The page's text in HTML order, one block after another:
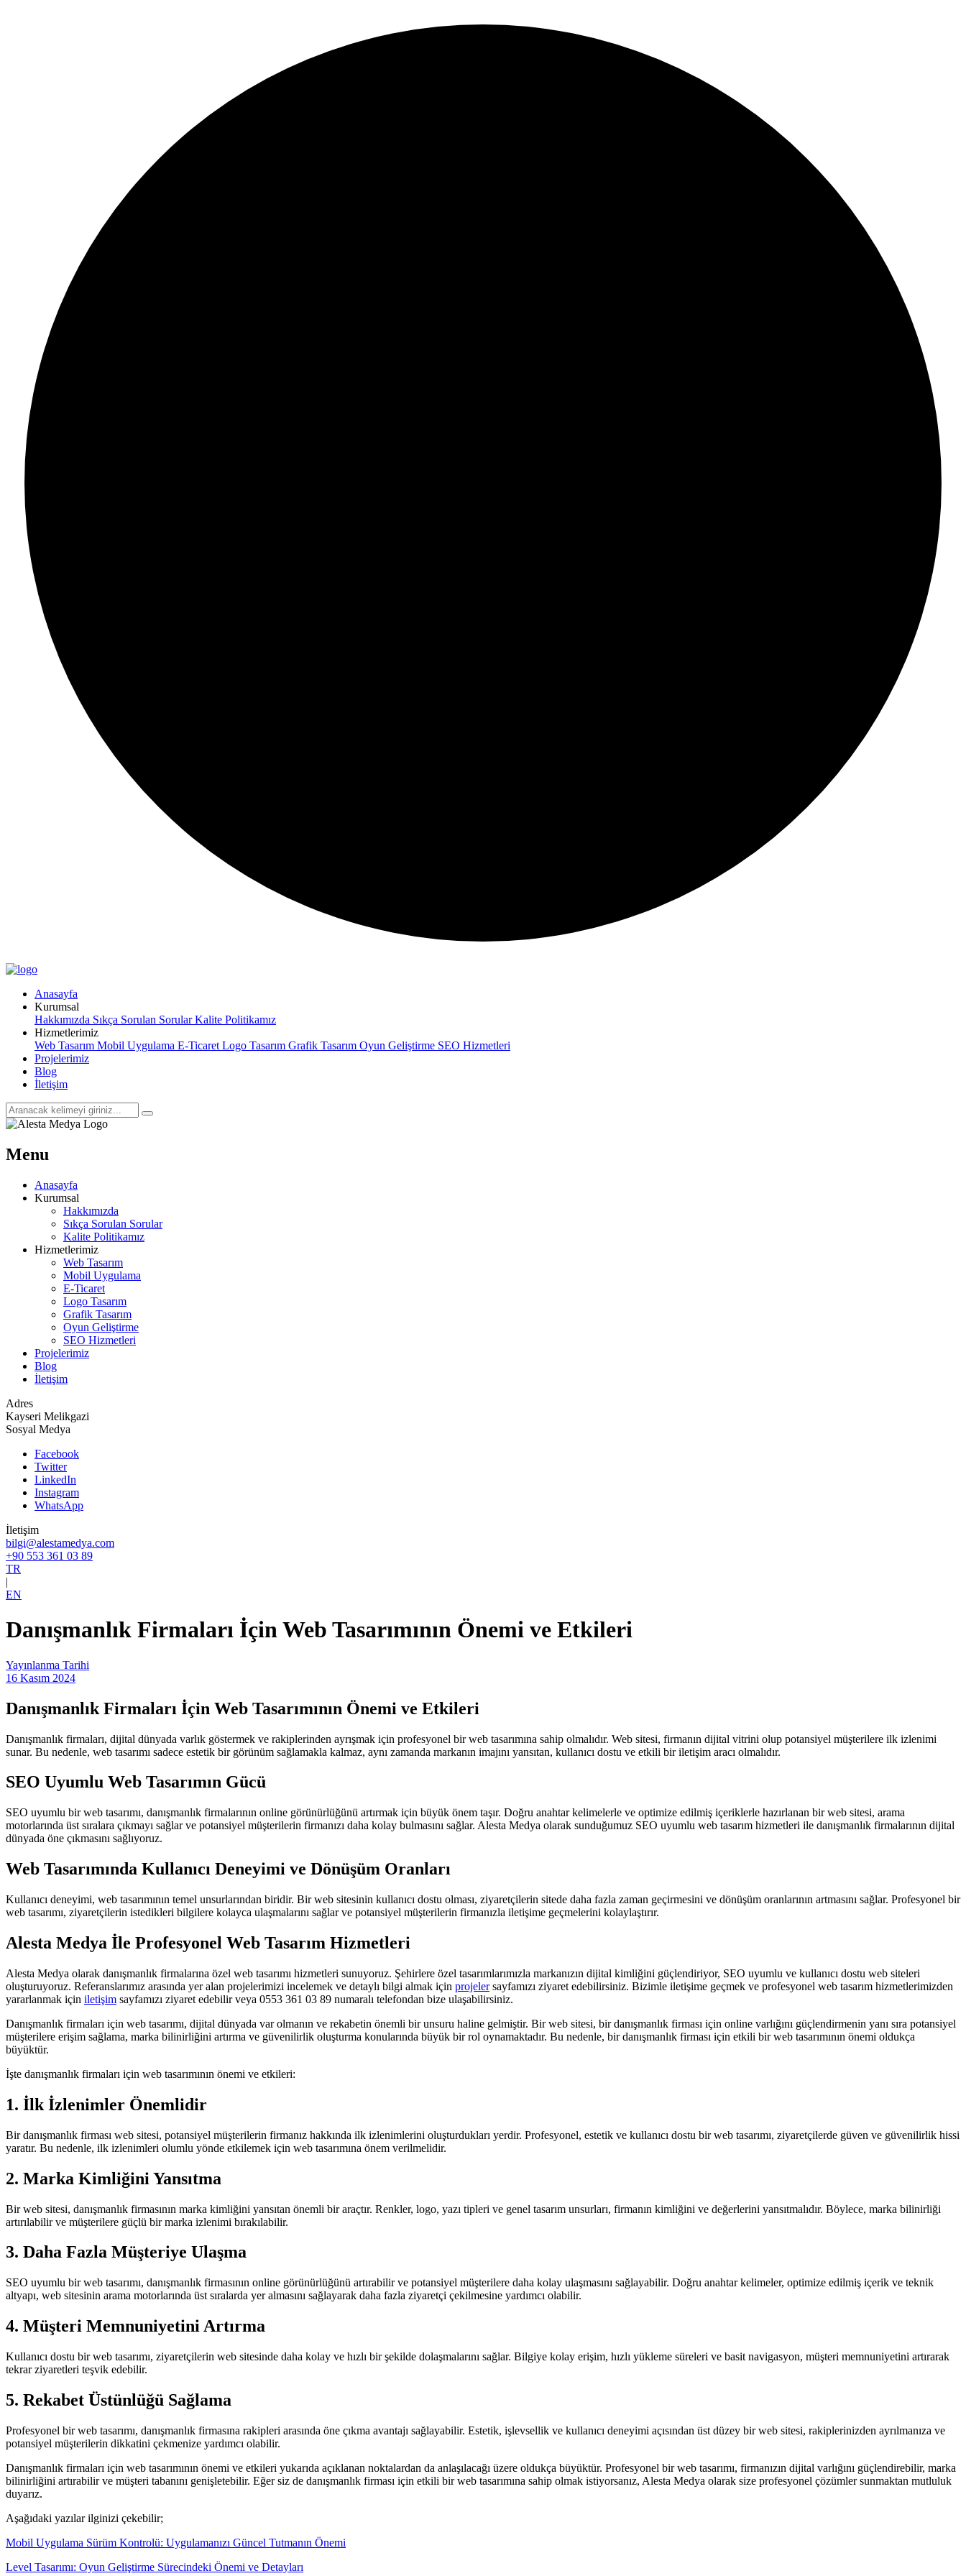
Anasayfa
Kurumsal
Hakkımızda Sıkça Sorulan SorularKalite Politikamız
Hizmetlerimiz
Web Tasarım Mobil Uygulama E-Ticaret Logo Tasarım Grafik Tasarım Oyun Geliştirme SEO Hizmetleri
Projelerimiz
Blog
İletişim
Menu
Anasayfa
Kurumsal
Hakkımızda
Sıkça Sorulan Sorular
Kalite Politikamız
Hizmetlerimiz
Web Tasarım
Mobil Uygulama
E-Ticaret
Logo Tasarım
Grafik Tasarım
Oyun Geliştirme
SEO Hizmetleri
Projelerimiz
Blog
İletişim
Adres
Kayseri Melikgazi
Sosyal Medya
Facebook
Twitter
LinkedIn
Instagram
WhatsApp
İletişim
bilgi@alestamedya.com
+90 553 361 03 89
TR
|
EN
Danışmanlık Firmaları İçin Web Tasarımının Önemi ve Etkileri
Yayınlanma Tarihi
16 Kasım 2024
Danışmanlık Firmaları İçin Web Tasarımının Önemi ve Etkileri
Danışmanlık firmaları, dijital dünyada varlık göstermek ve rakiplerinden ayrışmak için profesyonel bir web tasarımına sahip olmalıdır. Web sitesi, firmanın dijital vitrini olup potansiyel müşterilere ilk izlenimi
sunar. Bu nedenle, web tasarımı sadece estetik bir görünüm sağlamakla kalmaz, aynı zamanda markanın imajını yansıtan, kullanıcı dostu ve etkili bir iletişim aracı olmalıdır.
SEO Uyumlu Web Tasarımın Gücü
SEO uyumlu bir web tasarımı, danışmanlık firmalarının online görünürlüğünü artırmak için büyük önem taşır. Doğru anahtar kelimelerle ve optimize edilmiş içeriklerle hazırlanan bir web sitesi, arama
motorlarında üst sıralara çıkmayı sağlar ve potansiyel müşterilerin firmanızı daha kolay bulmasını sağlar. Alesta Medya olarak sunduğumuz SEO uyumlu web tasarım hizmetleri ile danışmanlık firmalarının dijital
dünyada öne çıkmasını sağlıyoruz.
Web Tasarımında Kullanıcı Deneyimi ve Dönüşüm Oranları
Kullanıcı deneyimi, web tasarımının temel unsurlarından biridir. Bir web sitesinin kullanıcı dostu olması, ziyaretçilerin sitede daha fazla zaman geçirmesini ve dönüşüm oranlarının artmasını sağlar. Profesyonel bir
web tasarımı, ziyaretçilerin istedikleri bilgilere kolayca ulaşmalarını sağlar ve potansiyel müşterilerin firmanızla iletişime geçmelerini kolaylaştırır.
Alesta Medya İle Profesyonel Web Tasarım Hizmetleri
Alesta Medya olarak danışmanlık firmalarına özel web tasarımı hizmetleri sunuyoruz. Şehirlere özel tasarımlarımızla markanızın dijital kimliğini güçlendiriyor, SEO uyumlu ve kullanıcı dostu web siteleri
oluşturuyoruz. Referanslarımız arasında yer alan projelerimizi incelemek ve detaylı bilgi almak için projelersayfamızı ziyaret edebilirsiniz. Bizimle iletişime geçmek ve profesyonel web tasarım hizmetlerimizden
yararlanmak için iletişim sayfamızı ziyaret edebilir veya 0553 361 03 89 numaralı telefondan bize ulaşabilirsiniz.
Danışmanlık firmaları için web tasarımı, dijital dünyada var olmanın ve rekabetin önemli bir unsuru haline gelmiştir. Bir web sitesi, bir danışmanlık firması için online varlığını güçlendirmenin yanı sıra potansiyel
müşterilere erişim sağlama, marka bilinirliğini artırma ve güvenilirlik oluşturma konularında büyük bir rol oynamaktadır. Bu nedenle, bir danışmanlık firması için etkili bir web tasarımının önemi oldukça
büyüktür.
İşte danışmanlık firmaları için web tasarımının önemi ve etkileri:
1. İlk İzlenimler Önemlidir
Bir danışmanlık firması web sitesi, potansiyel müşterilerin firmanız hakkında ilk izlenimlerini oluşturdukları yerdir. Profesyonel, estetik ve kullanıcı dostu bir web tasarımı, ziyaretçilerde güven ve güvenilirlik hissi
yaratır. Bu nedenle, ilk izlenimleri olumlu yönde etkilemek için web tasarımına önem verilmelidir.
2. Marka Kimliğini Yansıtma
Bir web sitesi, danışmanlık firmasının marka kimliğini yansıtan önemli bir araçtır. Renkler, logo, yazı tipleri ve genel tasarım unsurları, firmanın kimliğini ve değerlerini yansıtmalıdır. Böylece, marka bilinirliği
artırılabilir ve müşterilere güçlü bir marka izlenimi bırakılabilir.
3. Daha Fazla Müşteriye Ulaşma
SEO uyumlu bir web tasarımı, danışmanlık firmasının online görünürlüğünü artırabilir ve potansiyel müşterilere daha kolay ulaşmasını sağlayabilir. Doğru anahtar kelimeler, optimize edilmiş içerik ve teknik
altyapı, web sitesinin arama motorlarında üst sıralarda yer almasını sağlayarak daha fazla ziyaretçi çekilmesine yardımcı olabilir.
4. Müşteri Memnuniyetini Artırma
Kullanıcı dostu bir web tasarımı, ziyaretçilerin web sitesinde daha kolay ve hızlı bir şekilde dolaşmalarını sağlar. Bilgiye kolay erişim, hızlı yükleme süreleri ve basit navigasyon, müşteri memnuniyetini artırarak
tekrar ziyaretleri teşvik edebilir.
5. Rekabet Üstünlüğü Sağlama
Profesyonel bir web tasarımı, danışmanlık firmasına rakipleri arasında öne çıkma avantajı sağlayabilir. Estetik, işlevsellik ve kullanıcı deneyimi açısından üst düzey bir web sitesi, rakiplerinizden ayrılmanıza ve
potansiyel müşterilerin dikkatini çekmenize yardımcı olabilir.
Danışmanlık firmaları için web tasarımının önemi ve etkileri yukarıda açıklanan noktalardan da anlaşılacağı üzere oldukça büyüktür. Profesyonel bir web tasarımı, firmanızın dijital varlığını güçlendirebilir, marka
bilinirliğini artırabilir ve müşteri tabanını genişletebilir. Eğer siz de danışmanlık firması için etkili bir web tasarımına sahip olmak istiyorsanız, Alesta Medya olarak size profesyonel çözümler sunmaktan mutluluk
duyarız.
Aşağıdaki yazılar ilginizi çekebilir;
Mobil Uygulama Sürüm Kontrolü: Uygulamanızı Güncel Tutmanın Önemi
Level Tasarımı: Oyun Geliştirme Sürecindeki Önemi ve Detayları